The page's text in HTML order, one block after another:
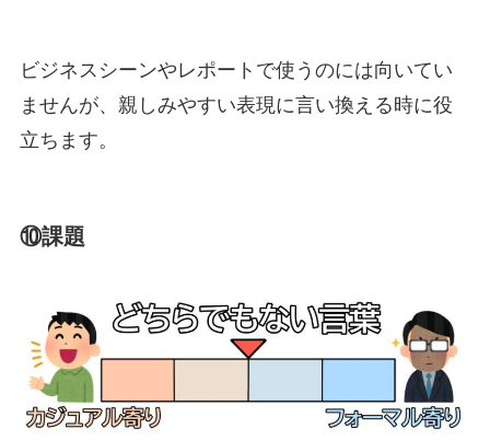
ビジネスシーンやレポートで使うのには向いてい
ませんが、親しみやすい表現に言い換える時に役
立ちます。
⑩課題